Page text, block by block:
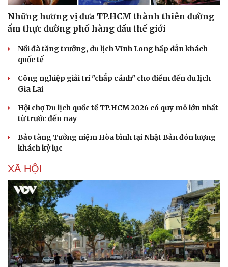
Văn hóa
Giải trí
Những hương vị đưa TP.HCM thành thiên đường
ẩm thực đường phố hàng đầu thế giới
Nối đà tăng trưởng, du lịch Vĩnh Long hấp dẫn khách
quốc tế
Công nghiệp giải trí "chắp cánh" cho điểm đến du lịch
Gia Lai
Hội chợ Du lịch quốc tế TP.HCM 2026 có quy mô lớn nhất
từ trước đến nay
Bảo tàng Tưởng niệm Hòa bình tại Nhật Bản đón lượng
khách kỷ lục
XÃ HỘI